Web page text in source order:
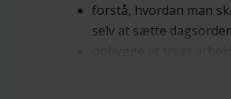
forstå, hvordan man
selv at sætte